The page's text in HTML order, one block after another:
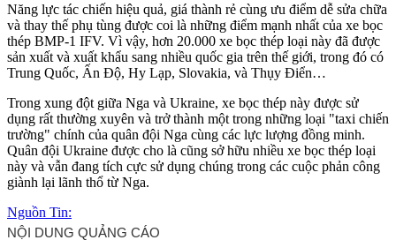
Năng lực tác chiến hiệu quả, giá thành rẻ cùng ưu điểm dễ sửa chữa
và thay thế phụ tùng được coi là những điểm mạnh nhất của xe bọc
thép BMP-1 IFV. Vì vậy, hơn 20.000 xe bọc thép loại này đã được
sản xuất và xuất khẩu sang nhiều quốc gia trên thế giới, trong đó có
Trung Quốc, Ấn Độ, Hy Lạp, Slovakia, và Thụy Điển…
Trong xung đột giữa Nga và Ukraine, xe bọc thép này được sử
dụng rất thường xuyên và trở thành một trong những loại "taxi chiến
trường" chính của quân đội Nga cùng các lực lượng đồng minh.
Quân đội Ukraine được cho là cũng sở hữu nhiều xe bọc thép loại
này và vẫn đang tích cực sử dụng chúng trong các cuộc phản công
giành lại lãnh thổ từ Nga.
Nguồn Tin: